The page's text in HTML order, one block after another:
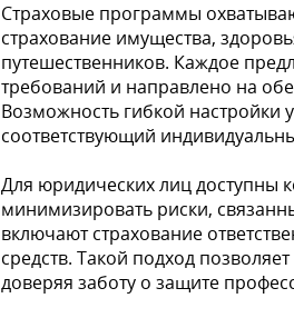
Страховые программы
страхование имущества,
путешественников. Каждое
требований и направлено на
Возможность гибкой настройки
соответствующий
Для юридических лиц доступны
минимизировать риски,
включают страхование
средств. Такой подход
доверяя заботу о защите